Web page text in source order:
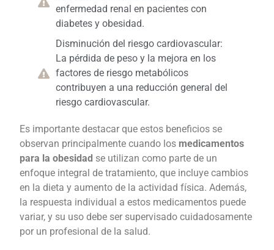
enfermedad renal en pacientes con
diabetes y obesidad.
Disminución del riesgo cardiovascular:
La pérdida de peso y la mejora en los
factores de riesgo metabólicos
contribuyen a una reducción general del
riesgo cardiovascular.
Es importante destacar que estos beneficios se
observan principalmente cuando los medicamentos
para la obesidad se utilizan como parte de un
enfoque integral de tratamiento, que incluye cambios
en la dieta y aumento de la actividad física. Además,
la respuesta individual a estos medicamentos puede
variar, y su uso debe ser supervisado cuidadosamente
por un profesional de la salud.